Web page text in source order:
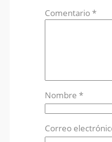
Comentario*
Nombre *
Correo